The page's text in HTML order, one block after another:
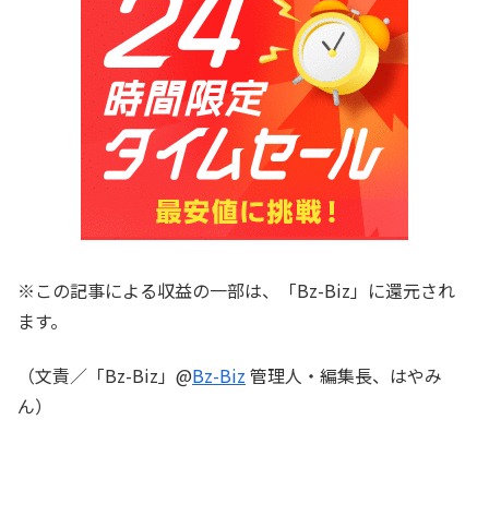
※この記事による収益の一部は、「Bz-Biz」に還元され
ます。
（文責／「Bz-Biz」@Bz-Biz 管理人・編集長、はやみ
ん）